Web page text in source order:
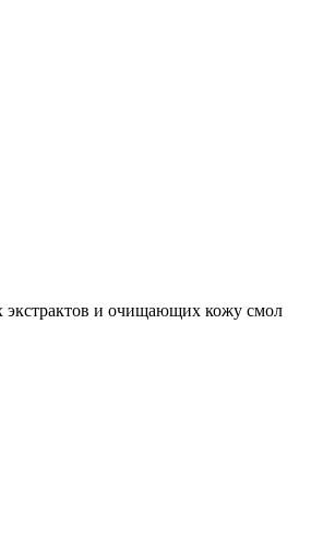
и очищающих кожу смол